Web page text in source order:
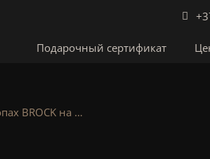
Подарочный сертификат
BROCK на …